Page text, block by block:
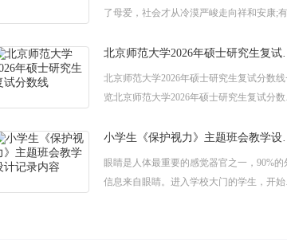
了母爱，社会才从冷漠严峻走向祥和安康;
智;有了母爱，也才有了生命的肇始，历
北京师范
北京师范大学2026年硕士研究生复试分数
览北京师范大学2026年硕士研究生复试分数
内容有哪些？下面就让小阅给大
小学生《保
眼睛是人体最重要的感觉器官之一，90%的
信息来自眼睛。进入学校大门的学生，开始